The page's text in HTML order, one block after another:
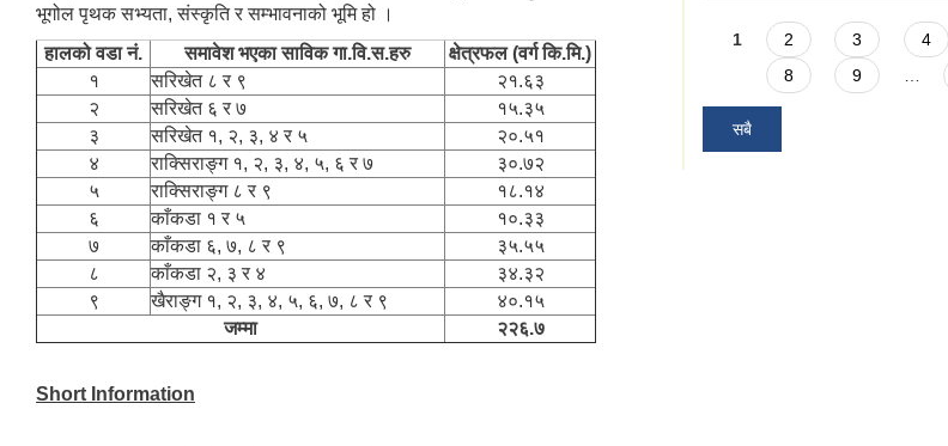
भूगोल पृथक सभ्यता, संस्कृति र सम्भावनाको भूमि हो ।
हालको वडा नं.
समावेश भएका साविक गा.वि.स.हरु
क्षेत्रफल (वर्ग कि.मि.)
१
सरिखेत ८ र ९
२१.६३
२
सरिखेत ६ र ७
१५.३५
३
सरिखेत १, २, ३, ४ र ५
२०.५१
४
राक्सिराङ्ग १, २, ३, ४, ५, ६ र ७
३०.७२
५
राक्सिराङ्ग ८ र ९
१८.१४
६
काँकडा १ र ५
१०.३३
७
काँकडा ६, ७, ८ र ९
३५.५५
८
काँकडा २, ३ र ४
३४.३२
९
खैराङ्ग १, २, ३, ४, ५, ६, ७, ८ र ९
४०.१५
जम्मा
२२६.७
Short Information
Pages
1 2 3 4
8
9 …
सबै